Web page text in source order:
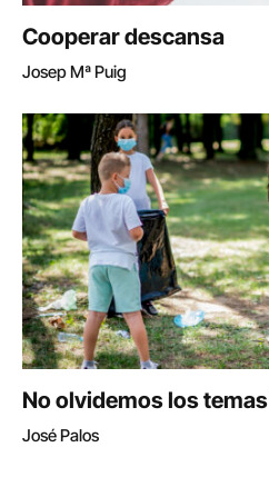
Cooperar descansa
Josep Mª Puig
No olvidemos los
José Palos